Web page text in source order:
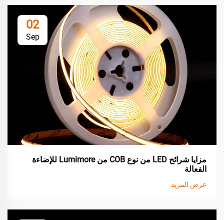
02
Sep
مزايا شرائح LED من نوع COB من Lumimore للإضاءة
الفعالة
عرض المزيد